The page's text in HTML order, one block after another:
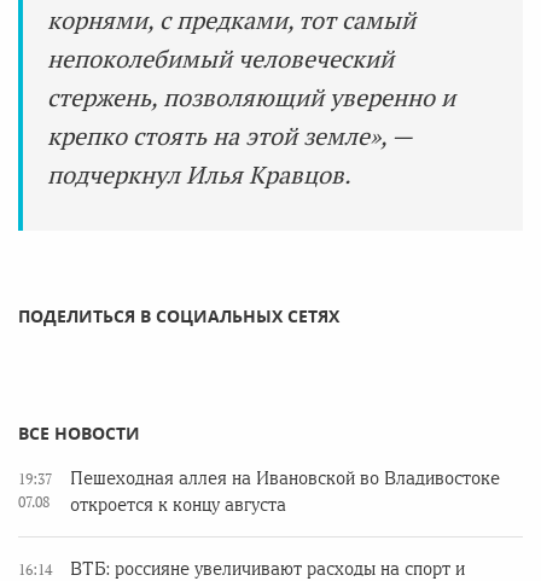
корнями, с предками, тот самый
непоколебимый человеческий
стержень, позволяющий уверенно и
крепко стоять на этой земле», —
подчеркнул Илья Кравцов.
ПОДЕЛИТЬСЯ В СОЦИАЛЬНЫХ СЕТЯХ
ВСЕ НОВОСТИ
19:37
07.08
Пешеходная аллея на Ивановской во Владивостоке
откроется к концу августа
16:14
ВТБ: россияне увеличивают расходы на спорт и